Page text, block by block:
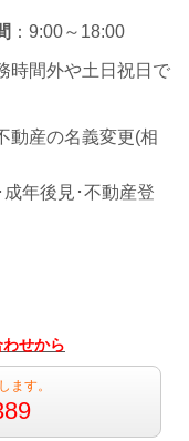
：9:00～18:00
時間外や土日祝日で
動産の名義変更(相
年後見･不動産登
せから
ます。